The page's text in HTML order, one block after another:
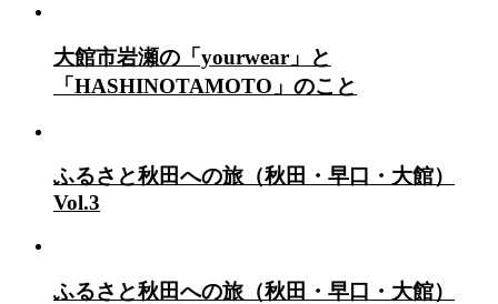
大館市岩瀬の「yourwear」と
「HASHINOTAMOTO」のこと
ふるさと秋田への旅（秋田・早口・大館）
Vol.3
ふるさと秋田への旅（秋田・早口・大館）